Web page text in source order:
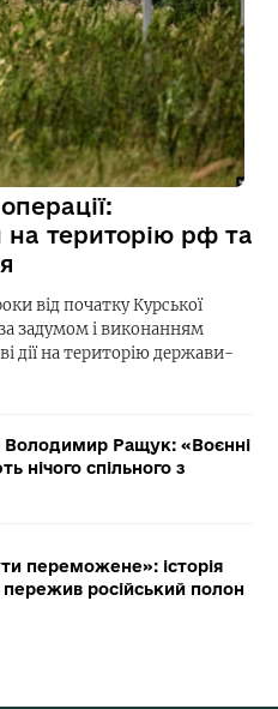
на територію рф та
від початку Курської
задумом і виконанням
дії на територію держави-
Володимир Ращук: «Воєнні
нічого спільного з
переможене»: історія
пережив російський полон